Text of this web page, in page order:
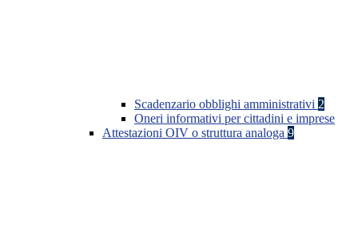
Scadenzario obblighi amministrativi 2
Oneri informativi per cittadini e imprese
Attestazioni OIV o struttura analoga 9